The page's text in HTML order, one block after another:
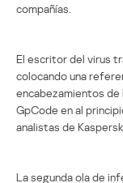
compañías.
El escritor del virus
colocando una
encabezamientos
GpCode en al
analistas de
La segunda ola de